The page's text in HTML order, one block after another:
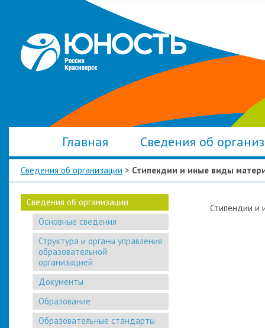
Главная Сведения об
Сведения об организации > Стипендии и иные виды
Сведения об организации
Основные сведения
Структура и органы управления
образовательной
организацией
Документы
Образование
Образовательные стандарты
Стипендии и